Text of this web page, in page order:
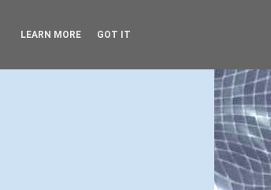
LEARN MORE GOT IT